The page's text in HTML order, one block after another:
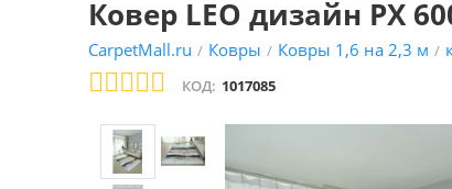
Ковер LEO дизайн PX
CarpetMall.ru / Ковры / Ковры 1,6 на 2,3 м /
КОД: 1017085